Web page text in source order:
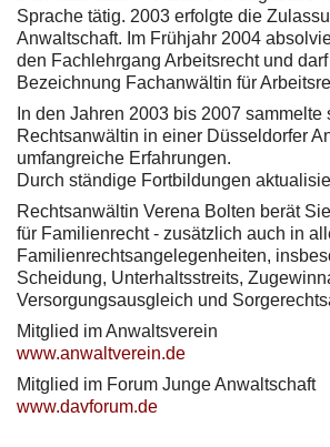
Sprache tätig. 2003 erfolgte die
Anwaltschaft. Im Frühjahr 2004
den Fachlehrgang Arbeitsrecht und
Bezeichnung Fachanwältin für
In den Jahren 2003 bis 2007 sammelte
Rechtsanwältin in einer Düsseldorfer
umfangreiche Erfahrungen.
Durch ständige Fortbildungen
Rechtsanwältin Verena Bolten berät
für Familienrecht - zusätzlich auch in
Familienrechtsangelegenheiten,
Scheidung, Unterhaltsstreits,
Versorgungsausgleich und
Mitglied im Anwaltsverein
www.anwaltverein.de
Mitglied im Forum Junge Anwaltschaft
www.davforum.de